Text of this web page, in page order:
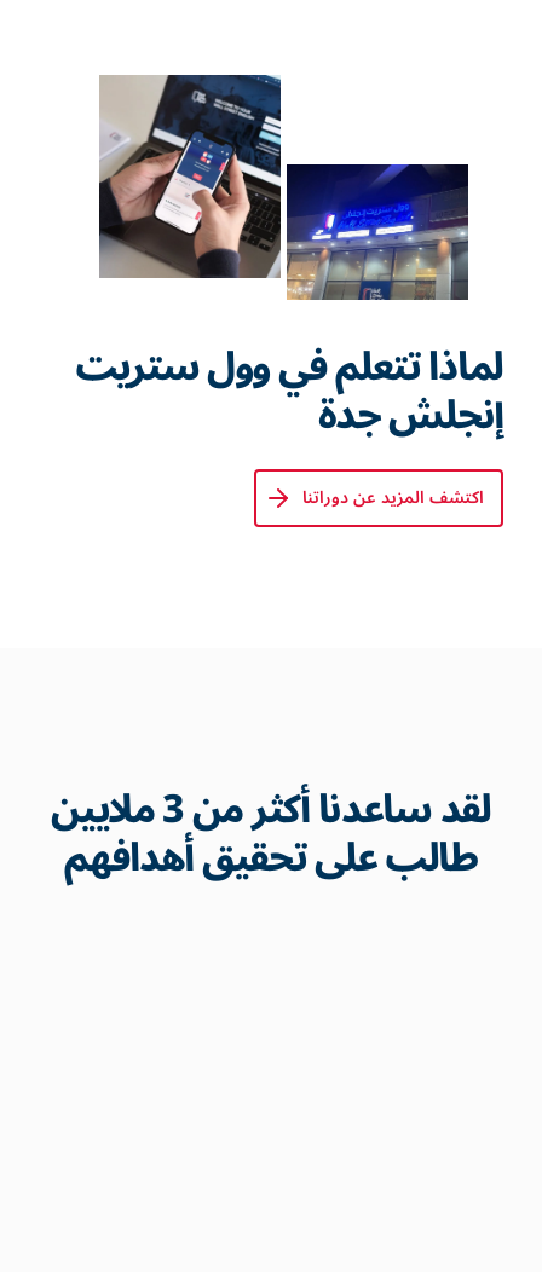
لماذا تتعلم في وول ستريت
إنجلش جدة
اكتشف المزيد عن دوراتنا
لقد ساعدنا أكثر من 3 ملايين
طالب على تحقيق أهدافهم